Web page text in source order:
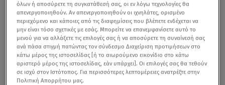
Ρεπορτάζ της εκπομπής «Αλήθειες με τη Ζήνα» για την ουσία που
βρέθηκε στον οργανισμό της Τζωρτζίνας
όλων ή αποσύρετε τη συγκατάθεσή σας, οι εν λόγω τεχνολογίες θα
απενεργοποιηθούν. Αν απενεργοποιηθούν οι ιχνηλάτες, ορισμένο
περιεχόμενο και κάποιες από τις διαφημίσεις που βλέπετε ενδέχεται να
μην είναι τόσο σχετικές με εσάς. Μπορείτε να επανεμφανίσετε αυτό το
μενού για να αλλάξετε τις επιλογές σας ή να αποσύρετε τη συναίνεσή σας
ανά πάσα στιγμή πατώντας τον σύνδεσμο Διαχείριση προτιμήσεων στο
κάτω μέρος της ιστοσελίδας [ή το αιωρούμενο εικονίδιο στο κάτω
αριστερό μέρος της ιστοσελίδας, εάν υπάρχει]. Οι επιλογές σας θα τεθούν
σε ισχύ στον Ιστότοπος. Για περισσότερες λεπτομέρειες ανατρέξτε στην
Πολιτική Απορρήτου μας.